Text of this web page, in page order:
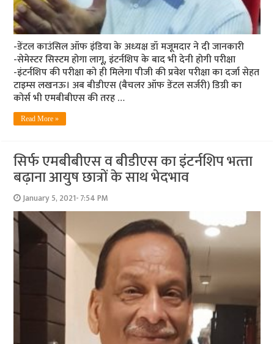
-डेंटल काउंसिल ऑफ इंडिया के अध्‍यक्ष डॉ मजूमदार ने दी जानकारी
-सेमेस्‍टर सिस्‍टम होगा लागू, इंटर्नशिप के बाद भी देनी होगी परीक्षा
-इंटर्नशिप की परीक्षा को ही मिलेगा पीजी की प्रवेश परीक्षा का दर्जा सेहत
टाइम्‍स लखनऊ। अब बीडीएस (बैचलर ऑफ डेंटल सर्जरी) डिग्री का
कोर्स भी एमबीबीएस की तरह …
Read More »
सिर्फ एमबीबीएस व बीडीएस का इंटर्नशिप भत्‍ता
बढ़ाना आयुष छात्रों के साथ भेदभाव
January 5, 2021- 7:54 PM